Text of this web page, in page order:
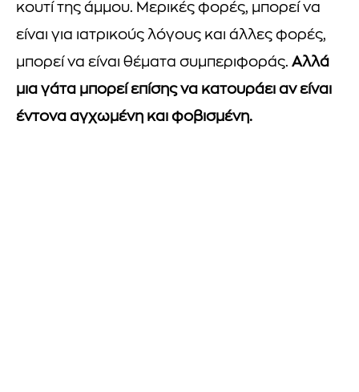
κουτί της άμμου. Μερικές φορές, μπορεί να
είναι για ιατρικούς λόγους και άλλες φορές,
μπορεί να είναι θέματα συμπεριφοράς. Αλλά
μια γάτα μπορεί επίσης να κατουράει αν είναι
έντονα αγχωμένη και φοβισμένη.